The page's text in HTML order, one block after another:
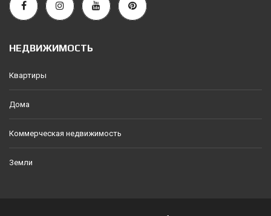
НЕДВИЖИМОСТЬ
Квартиры
Дома
Коммерческая недвижимость
Земли